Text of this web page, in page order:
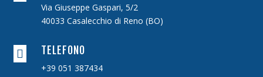
Via Giuseppe Gaspari, 5/2
40033 Casalecchio di Reno (BO)
 TELEFONO
+39 051 387434